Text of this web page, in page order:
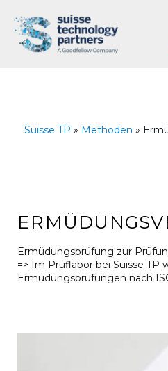
Zum
Inhalt
Suisse TP » Methoden »
Ermüdungsprüfung zur
=> Im Prüflabor bei Suisse TP
Ermüdungsprüfungen nach